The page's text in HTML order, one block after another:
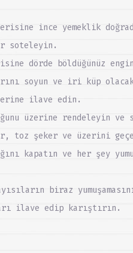
ince yemeklik
soteleyin.
dörde böldüğünüz
soyun ve iri küp
ilave edin.
üzerine rendeleyin ve
toz şeker ve üzerini
kapatın ve her şey
biraz
ilave edip karıştırın.